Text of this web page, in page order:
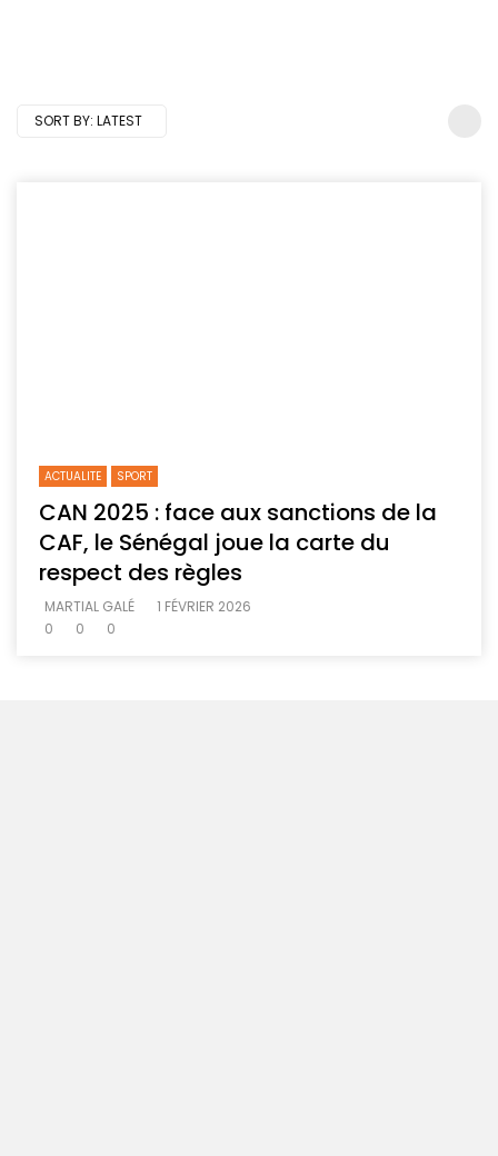
SORT BY: LATEST
ACTUALITE SPORT
CAN 2025 : face aux sanctions de la
CAF, le Sénégal joue la carte du
respect des règles
MARTIAL GALÉ
1 FÉVRIER 2026
0
0 0